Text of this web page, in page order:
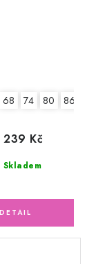
68 74 80 86
Skladem
239 Kč